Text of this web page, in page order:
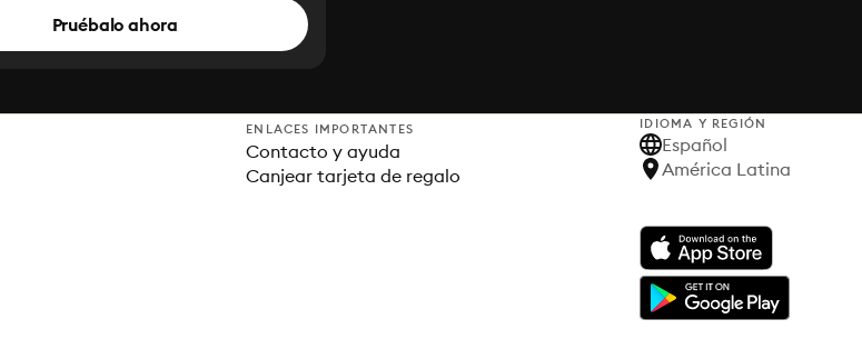
Pruébalo ahora
ENLACES IMPORTANTES
Contacto y ayuda
Canjear tarjeta de regalo
IDIOMA Y REGIÓN
Español
América Latina